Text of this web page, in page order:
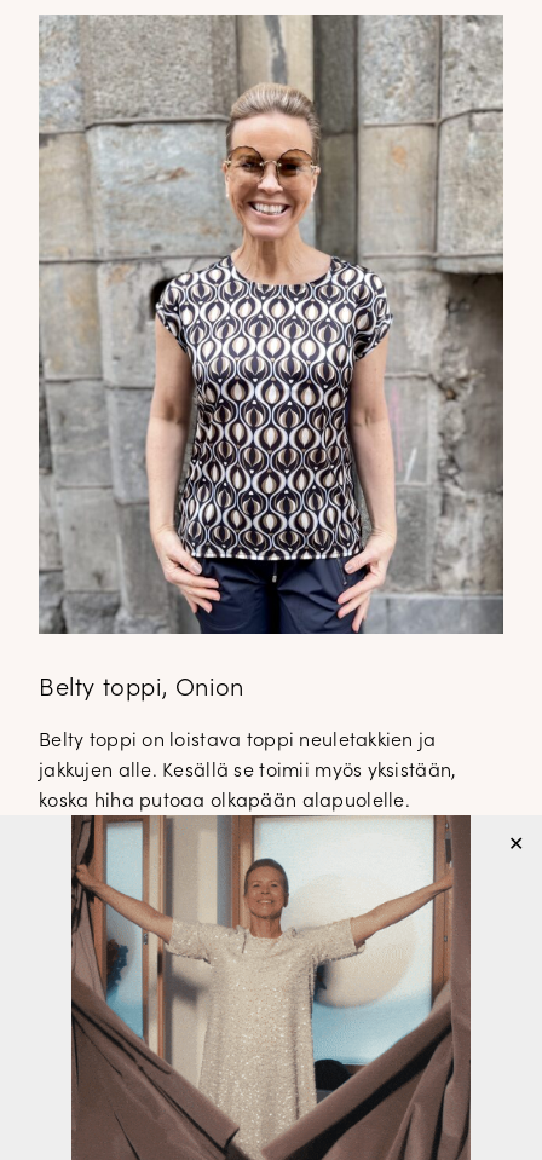
Belty toppi, Onion
Belty toppi on loistava toppi neuletakkien ja
jakkujen alle. Kesällä se toimii myös yksistään,
koska hiha putoaa olkapään alapuolelle.
Malliltaan toppi on suora ja se ylettyy lantiolle.
Beltytopin takaosa on tummansininen ja se on
joustavaa viskoosi elastania.
Belty toppi, Onion € 46,00
Onion topissa on loistavat värit. Topistä
löytyy tummansinisen lisäksi vihreätä,
valkoista ja vaaleansinistä. Muuten,
eilisen postauksenCiara kietaisuneule
vaaleansinisenäon myös Onion topin
päälle ihan kymppi!
✕